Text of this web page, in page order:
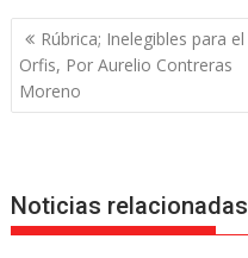
Navegación
de
entradas
Rúbrica; Inelegibles para el
Orfis, Por Aurelio Contreras
Moreno
Noticias relacionadas